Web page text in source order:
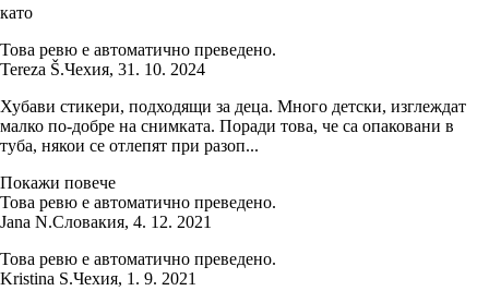
като
Това ревю е автоматично преведено.
Tereza Š.Чехия, 31. 10. 2024
Хубави стикери, подходящи за деца. Много детски, изглеждат
малко по-добре на снимката. Поради това, че са опаковани в
туба, някои се отлепят при разоп...
Покажи повече
Това ревю е автоматично преведено.
Jana N.Словакия, 4. 12. 2021
Това ревю е автоматично преведено.
Kristina S.Чехия, 1. 9. 2021